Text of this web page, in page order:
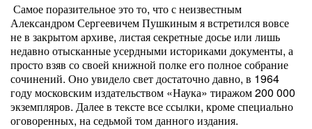
Самое поразительное это то, что с неизвестным
Александром Сергеевичем Пушкиным я встретился вовсе
не в закрытом архиве, листая секретные досье или лишь
недавно отысканные усердными историками документы, а
просто взяв со своей книжной полке его полное собрание
сочинений. Оно увидело свет достаточно давно, в 1964
году московским издательством «Наука» тиражом 200 000
экземпляров. Далее в тексте все ссылки, кроме специально
оговоренных, на седьмой том данного издания.